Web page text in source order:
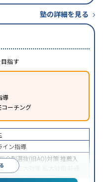
塾の詳細を見る
指す
導
ーチング
イン指導
合型選抜(旧AO)対策推薦入
国公立大対策